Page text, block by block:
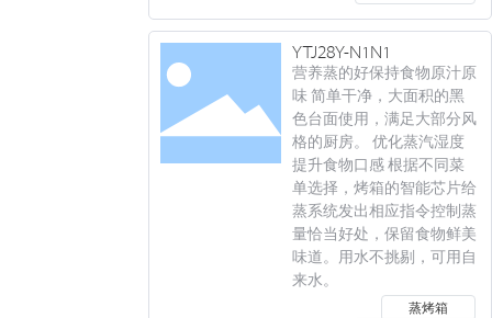
YTJ28Y-N1N1
营养蒸的好保持食物原汁原
味 简单干净，大面积的黑
色台面使用，满足大部分风
格的厨房。 优化蒸汽湿度
提升食物口感 根据不同菜
单选择，烤箱的智能芯片给
蒸系统发出相应指令控制蒸
量恰当好处，保留食物鲜美
味道。用水不挑剔，可用自
来水。
蒸烤箱